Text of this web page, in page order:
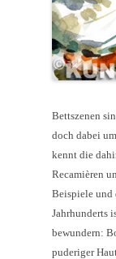
Bettszenen
doch dabei
kennt die
Recamièren
Beispiele und
Jahrhunderts
bewundern:
puderiger